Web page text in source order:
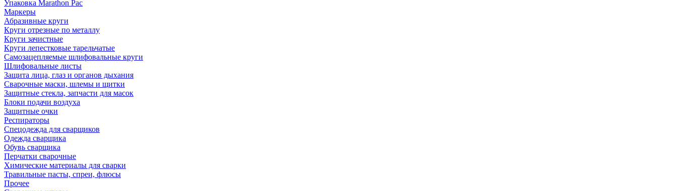
Упаковка Marathon Pac
Маркеры
Абразивные круги
Круги отрезные по металлу
Круги зачистные
Круги лепестковые тарельчатые
Самозацепляемые шлифовальные круги
Шлифовальные листы
Защита лица, глаз и органов дыхания
Сварочные маски, шлемы и щитки
Защитные стекла, запчасти для масок
Блоки подачи воздуха
Защитные очки
Респираторы
Спецодежда для сварщиков
Одежда сварщика
Обувь сварщика
Перчатки сварочные
Химические материалы для сварки
Травильные пасты, спреи, флюсы
Прочее